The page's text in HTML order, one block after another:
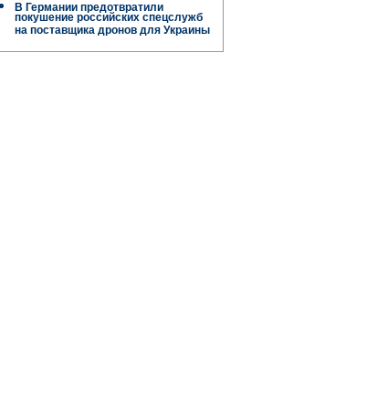
В Германии предотвратили
покушение российских спецслужб
на поставщика дронов для Украины